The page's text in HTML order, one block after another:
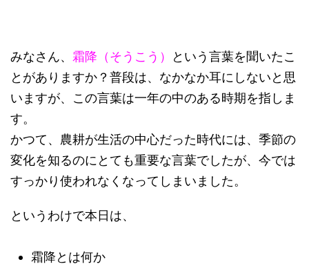
みなさん、 霜降（そうこう）
という言葉を聞いたこ
とがありますか？普段は、なかなか耳にしないと思
いますが、この言葉は一年の中のある時期を指しま
す。
かつて、農耕が生活の中心だった時代には、季節の
変化を知るのにとても重要な言葉でしたが、今では
すっかり使われなくなってしまいました。
というわけで本日は、
霜降とは何か